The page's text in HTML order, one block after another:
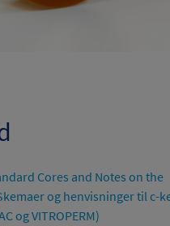
Cores and Notes on the
og henvisninger til c-
og VITROPERM)